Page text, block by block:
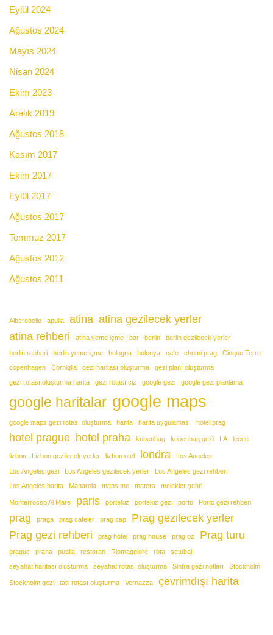
Eylül 2024
Ağustos 2024
Mayıs 2024
Nisan 2024
Ekim 2023
Aralık 2019
Ağustos 2018
Kasım 2017
Ekim 2017
Eylül 2017
Ağustos 2017
Temmuz 2017
Ağustos 2012
Ağustos 2011
Alberobello apulia atina atina gezilecek yerler
atina rehberi
atina yeme içme bar berlin berlin gezilecek yerler
berlin rehberi berlin yeme içme bologna bolonya cafe chomi prag
Cinque Terre
copenhagen
Corniglia gezi haritası oluşturma
gezi planı oluşturma
gezi rotası oluşturma harita
gezi rotası çiz google gezi google gezi planlama
google haritalar google maps
google maps gezi rotası oluşturma harita harita uygulaması hotel prag
hotel prague hotel praha kopenhag kopenhag gezi LA lecce
lizbon Lizbon gezilecek yerler lizbon otel londra Los Angeles
Los Angeles gezi Los Angeles gezilecek yerler
Los Angeles gezi rehberi
Los Angeles harita
Manarola maps.me matera melekler şehri
Monterrosso Al Mare paris portekiz portekiz gezi porto Porto gezi rehberi
prag praga prag cafeler prag cap
Prag gezilecek yerler
Prag gezi rehberi
prag hotel prag house prag oz Prag turu
prague praha puglia restoran Riomaggiore rota
setubal
seyahat haritası oluşturma
seyahat rotası oluşturma Sintra gezi notları Stockholm
Stockholm gezi tatil rotası oluşturma Vernazza çevrimdışı harita